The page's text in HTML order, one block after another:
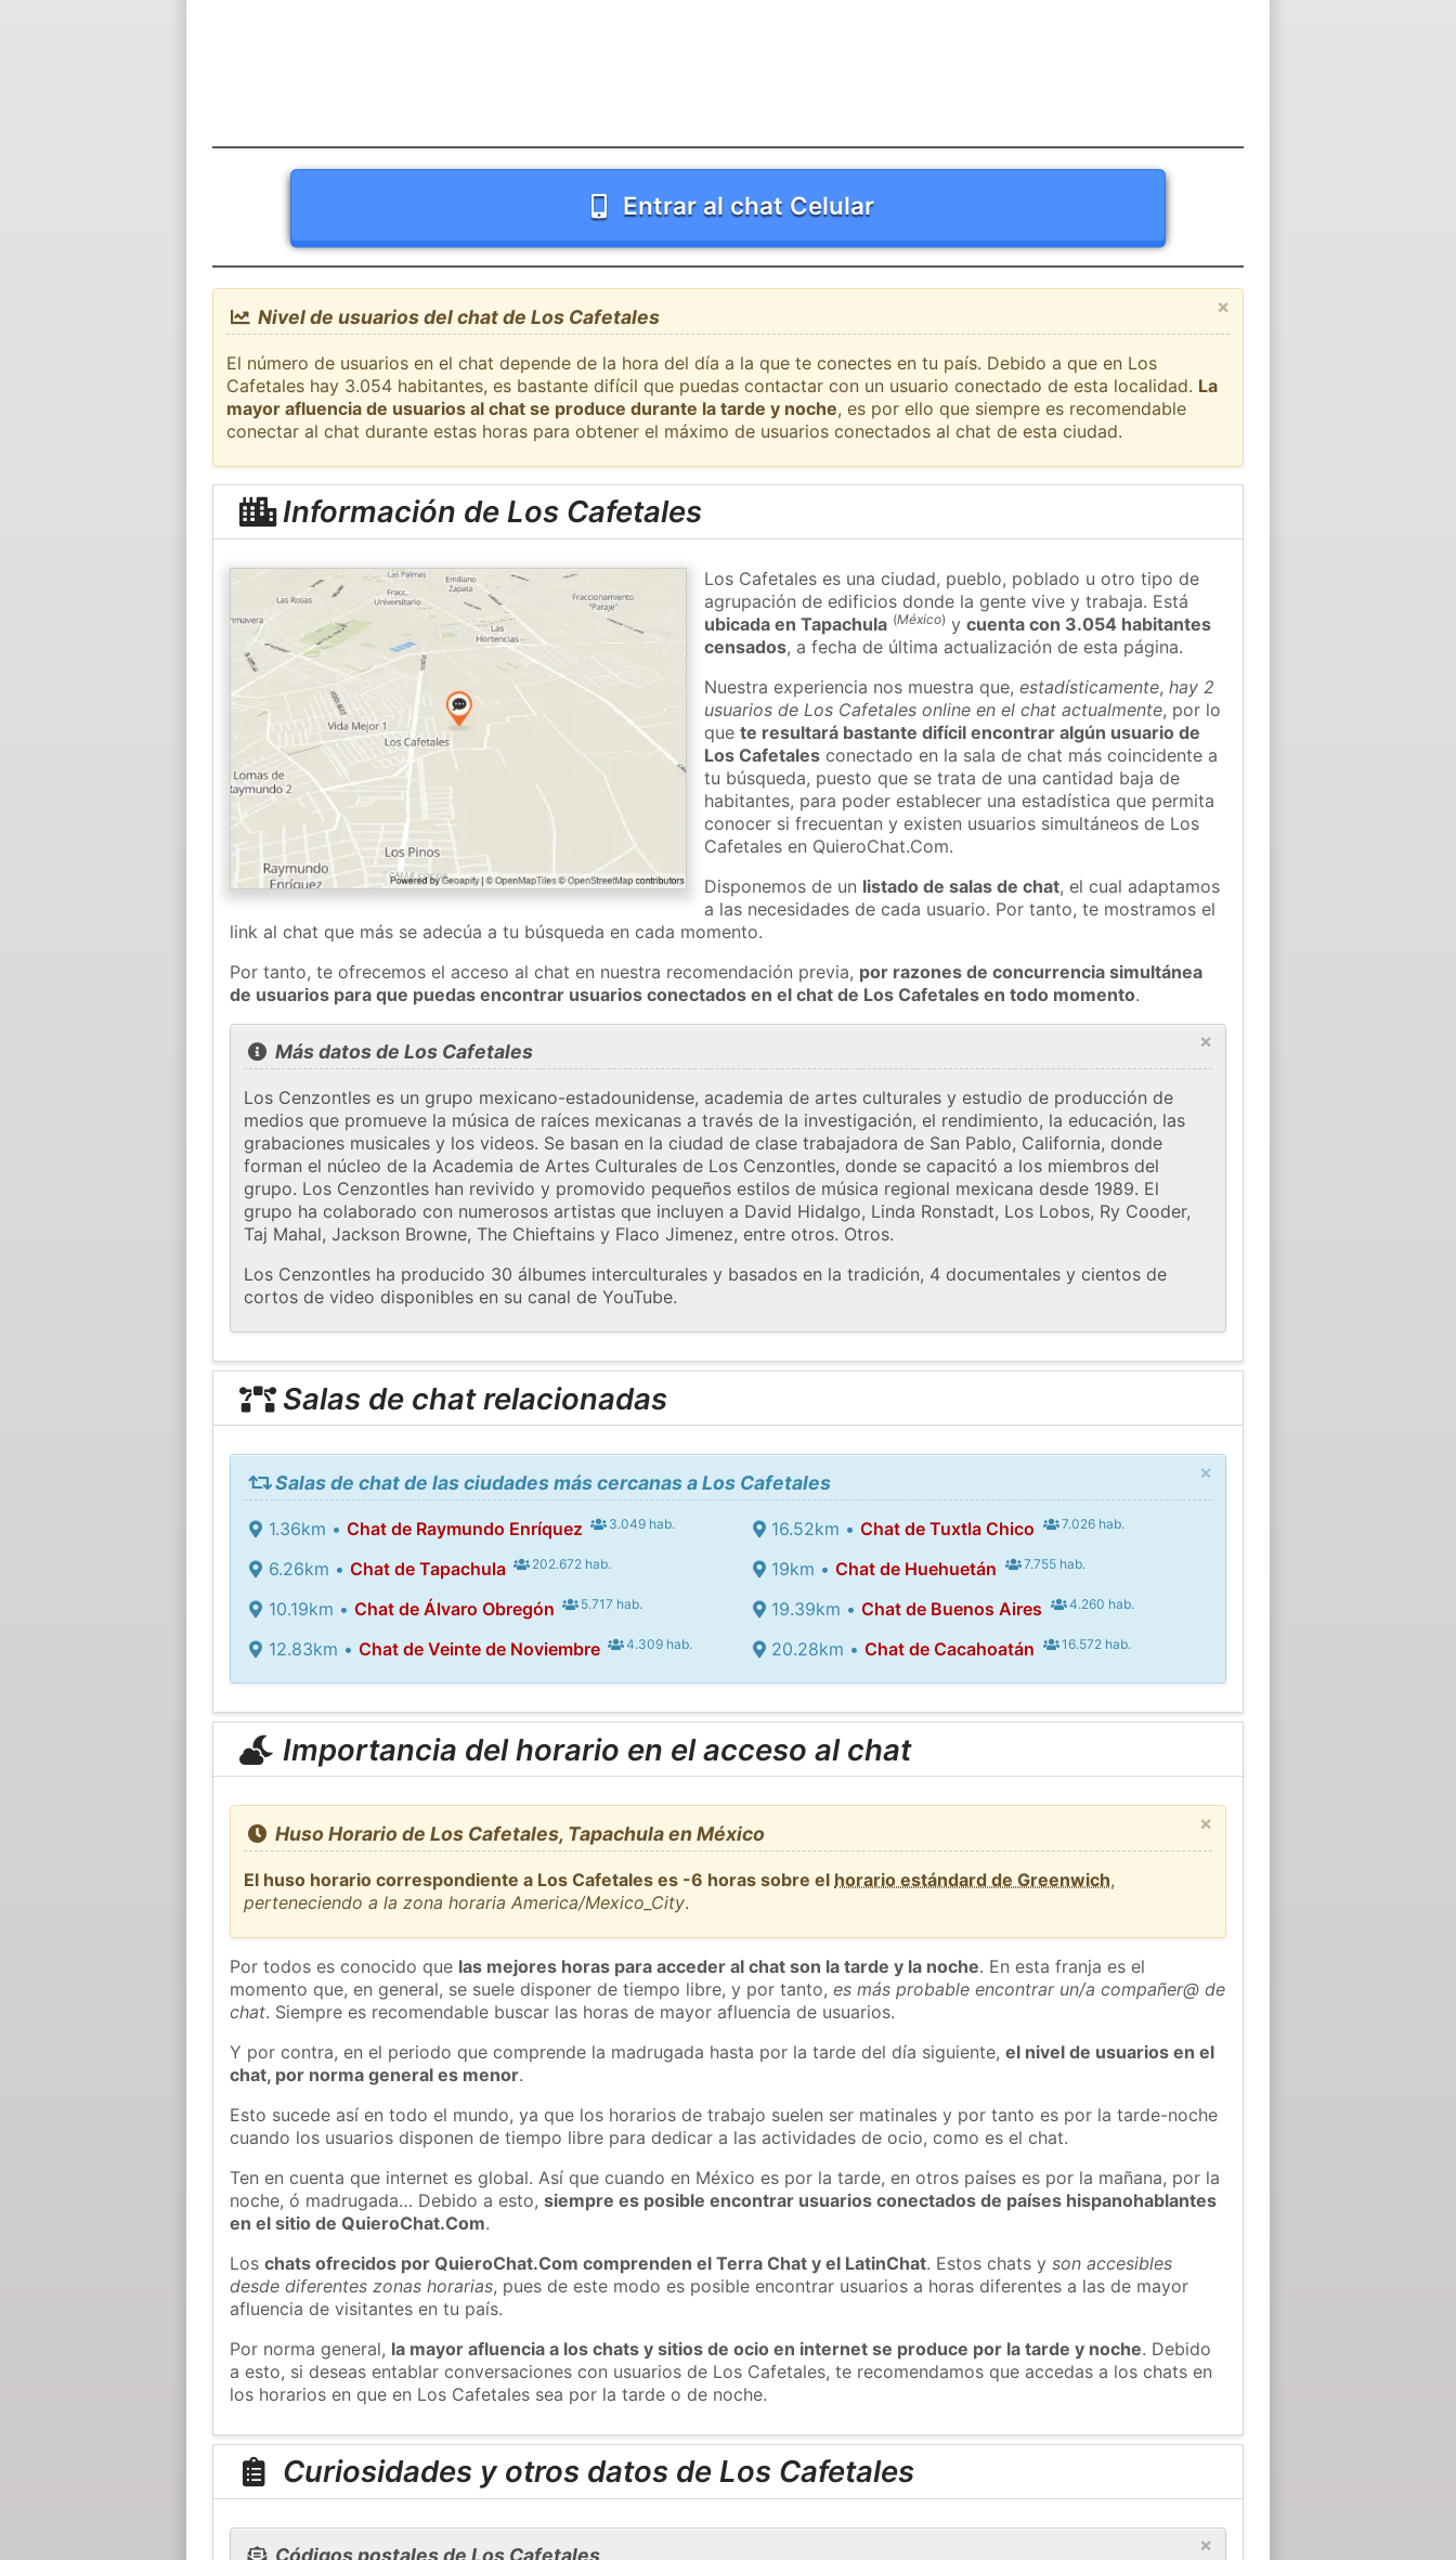
Entrar al chat Celular
×
Nivel de usuarios del chat de Los Cafetales
El número de usuarios en el chat depende de la hora del día a la que te conectes en tu país. Debido a que en Los
Cafetales hay 3.054 habitantes, es bastante difícil que puedas contactar con un usuario conectado de esta localidad. La
mayor afluencia de usuarios al chat se produce durante la tarde y noche, es por ello que siempre es recomendable
conectar al chat durante estas horas para obtener el máximo de usuarios conectados al chat de esta ciudad.
Información de Los Cafetales
Los Cafetales es una ciudad, pueblo, poblado u otro tipo de
agrupación de edificios donde la gente vive y trabaja. Está
ubicada en Tapachula (México) ycuenta con 3.054 habitantes
censados, a fecha de última actualización de esta página.
Nuestra experiencia nos muestra que,estadísticamente,hay 2
usuarios de Los Cafetales online en el chat actualmente, por lo
quete resultará bastante difícil encontrar algún usuario de
Los Cafetales conectado en la sala de chat más coincidente a
tu búsqueda, puesto que se trata de una cantidad baja de
habitantes, para poder establecer una estadística que permita
conocer si frecuentan y existen usuarios simultáneos de Los
Cafetales en QuieroChat.Com.
Disponemos de un listado de salas de chat, el cual adaptamos
a las necesidades de cada usuario. Por tanto, te mostramos el
link al chat que más se adecúa a tu búsqueda en cada momento.
Por tanto, te ofrecemos el acceso al chat en nuestra recomendación previa, por razones de concurrencia simultánea
de usuarios para que puedas encontrar usuarios conectados en el chat de Los Cafetales en todo momento.
×
Más datos de Los Cafetales
Los Cenzontles es un grupo mexicano-estadounidense, academia de artes culturales y estudio de producción de
medios que promueve la música de raíces mexicanas a través de la investigación, el rendimiento, la educación, las
grabaciones musicales y los videos. Se basan en la ciudad de clase trabajadora de San Pablo, California, donde
forman el núcleo de la Academia de Artes Culturales de Los Cenzontles, donde se capacitó a los miembros del
grupo. Los Cenzontles han revivido y promovido pequeños estilos de música regional mexicana desde 1989. El
grupo ha colaborado con numerosos artistas que incluyen a David Hidalgo, Linda Ronstadt, Los Lobos, Ry Cooder,
Taj Mahal, Jackson Browne, The Chieftains y Flaco Jimenez, entre otros. Otros.
Los Cenzontles ha producido 30 álbumes interculturales y basados ​​en la tradición, 4 documentales y cientos de
cortos de video disponibles en su canal de YouTube.
Salas de chat relacionadas
×
Salas de chat de las ciudades más cercanas a Los Cafetales
1.36km • Chat de Raymundo Enríquez 3.049 hab.
6.26km • Chat de Tapachula 202.672 hab.
10.19km • Chat de Álvaro Obregón 5.717 hab.
12.83km • Chat de Veinte de Noviembre 4.309 hab.
16.52km •Chat de Tuxtla Chico 7.026 hab.
19km •Chat de Huehuetán 7.755 hab.
19.39km •Chat de Buenos Aires 4.260 hab.
20.28km •Chat de Cacahoatán 16.572 hab.
Importancia del horario en el acceso al chat
×
Huso Horario de Los Cafetales, Tapachula en México
El huso horario correspondiente a Los Cafetales es -6 horas sobre el horario estándard de Greenwich,
perteneciendo a la zona horaria America/Mexico_City.
Por todos es conocido que las mejores horas para acceder al chat son la tarde y la noche. En esta franja es el
momento que, en general, se suele disponer de tiempo libre, y por tanto,es más probable encontrar un/a compañer@ de
chat. Siempre es recomendable buscar las horas de mayor afluencia de usuarios.
Y por contra, en el periodo que comprende la madrugada hasta por la tarde del día siguiente,el nivel de usuarios en el
chat, por norma general es menor.
Esto sucede así en todo el mundo, ya que los horarios de trabajo suelen ser matinales y por tanto es por la tarde-noche
cuando los usuarios disponen de tiempo libre para dedicar a las actividades de ocio, como es el chat.
Ten en cuenta que internet es global. Así que cuando en México es por la tarde, en otros países es por la mañana, por la
noche, ó madrugada… Debido a esto,siempre es posible encontrar usuarios conectados de países hispanohablantes
en el sitio de QuieroChat.Com.
Loschats ofrecidos por QuieroChat.Com comprenden el Terra Chat y el LatinChat. Estos chats yson accesibles
desde diferentes zonas horarias, pues de este modo es posible encontrar usuarios a horas diferentes a las de mayor
afluencia de visitantes en tu país.
Por norma general, la mayor afluencia a los chats y sitios de ocio en internet se produce por la tarde y noche. Debido
a esto, si deseas entablar conversaciones con usuarios de Los Cafetales, te recomendamos que accedas a los chats en
los horarios en que en Los Cafetales sea por la tarde o de noche.
Curiosidades y otros datos de Los Cafetales
×
Códigos postales de Los Cafetales